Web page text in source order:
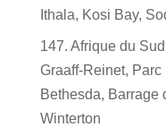
Ithala, Kosi Bay,
147. Afrique du
Graaff-Reinet,
Bethesda, Barrage
Winterton